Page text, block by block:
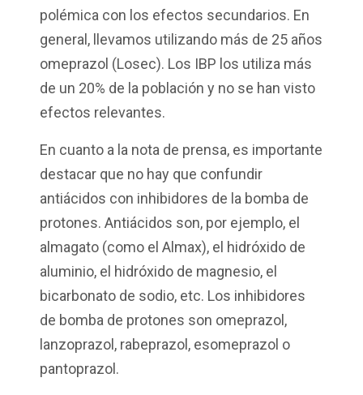
polémica con los efectos secundarios. En
general, llevamos utilizando más de 25 años
omeprazol (Losec). Los IBP los utiliza más
de un 20% de la población y no se han visto
efectos relevantes.
En cuanto a la nota de prensa, es importante
destacar que no hay que confundir
antiácidos con inhibidores de la bomba de
protones. Antiácidos son, por ejemplo, el
almagato (como el Almax), el hidróxido de
aluminio, el hidróxido de magnesio, el
bicarbonato de sodio, etc. Los inhibidores
de bomba de protones son omeprazol,
lanzoprazol, rabeprazol, esomeprazol o
pantoprazol.